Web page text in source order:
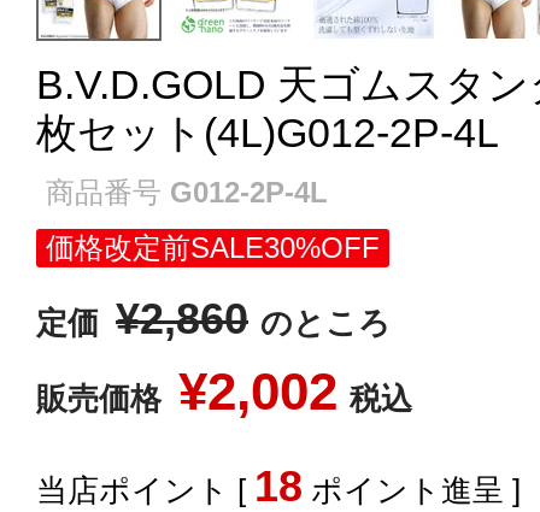
B.V.D.GOLD 天ゴムスタ
枚セット(4L)G012-2P-4L
商品番号 G012-2P-4L
価格改定前SALE30%OFF
定価 ¥2,860 のところ
販売価格 ¥2,002 税込
[ 18 ポイント進呈 ]